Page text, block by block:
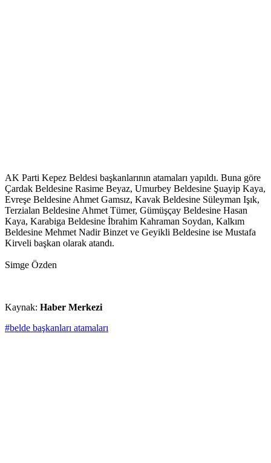
AK Parti Kepez Beldesi başkanlarının atamaları yapıldı. Buna göre
Çardak Beldesine Rasime Beyaz, Umurbey Beldesine Şuayip Kaya,
Evreşe Beldesine Ahmet Gamsız, Kavak Beldesine Süleyman Işık,
Terzialan Beldesine Ahmet Tümer, Gümüşçay Beldesine Hasan
Kaya, Karabiga Beldesine İbrahim Kahraman Soydan, Kalkım
Beldesine Mehmet Nadir Binzet ve Geyikli Beldesine ise Mustafa
Kirveli başkan olarak atandı.
Simge Özden
Kaynak: Haber Merkezi
#belde başkanları atamaları